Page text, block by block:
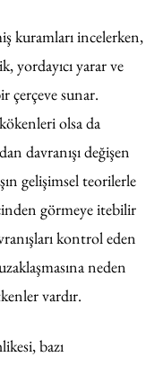
kuramları incelerken,
yordayıcı yarar ve
çerçeve sunar.
olsa da
davranışı değişen
gelişimsel teorilerle
görmeye itebilir
kontrol eden
neden
vardır.
bazı